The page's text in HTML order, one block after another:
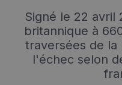
Annuaire des
Visites guidées
Événements à venir
Signé le 22
britannique à
traversées de la
l'échec selon